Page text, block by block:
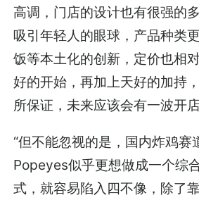
高调，门店的设计也有很强的
吸引年轻人的眼球，产品种类
饭等本土化的创新，定价也相
好的开始，再加上天好的加持
所保证，未来应该会有一波开店
“但不能忽视的是，国内炸鸡赛
Popeyes似乎更想做成一个综
式，就容易陷入四不像，除了